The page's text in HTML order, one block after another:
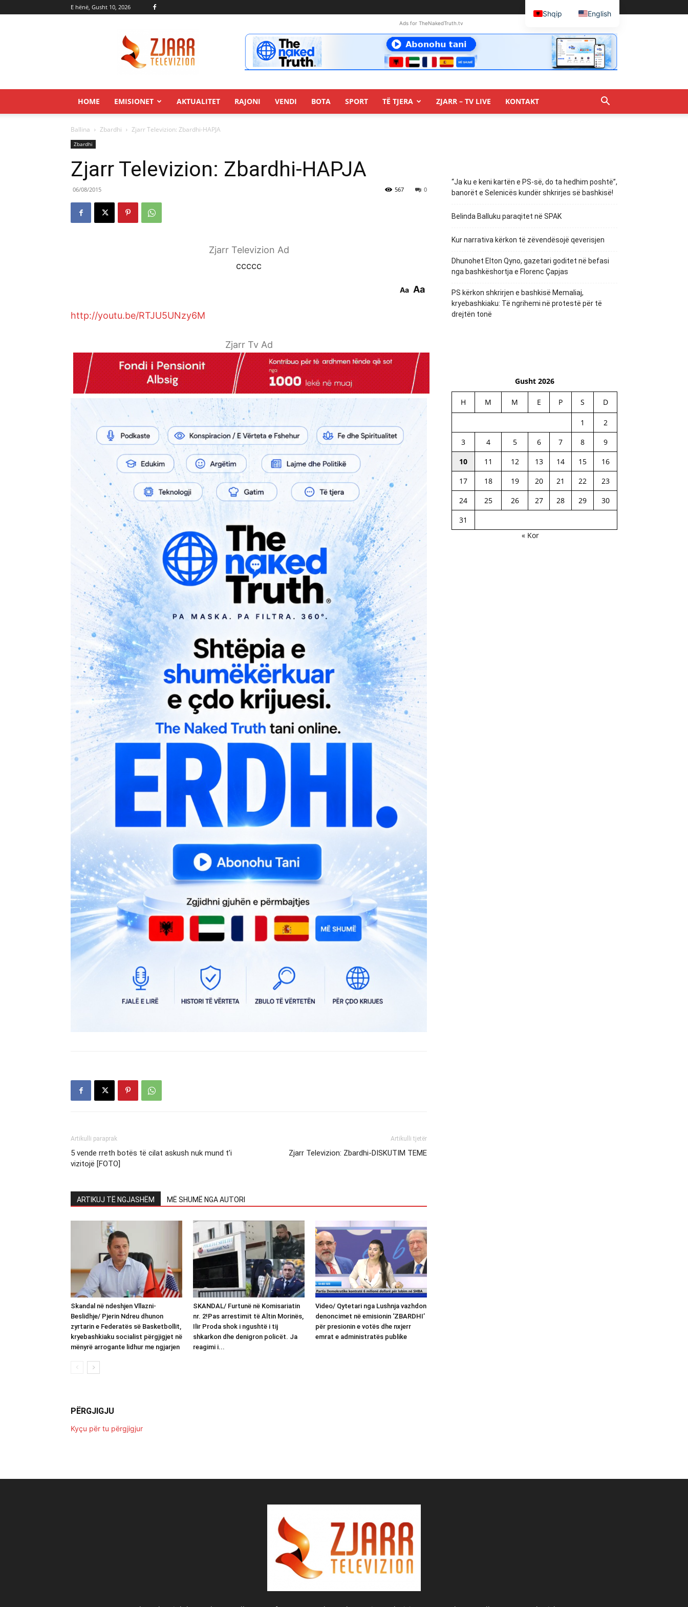
E hënë, Gusht 10, 2026
Ads for TheNakedTruth.tv
HOME EMISIONET AKTUALITET RAJONI VENDI BOTA SPORT TË TJERA ZJARR – TV LIVE KONTAKT
Ballina Zbardhi Zjarr Televizion: Zbardhi-HAPJA
Zbardhi
Zjarr Televizion: Zbardhi-HAPJA
06/08/2015 0
567
Zjarr Televizion Ad
ccccc
Aa Aa
http://youtu.be/RTJU5UNzy6M
Zjarr Tv Ad
Artikulli paraprak
5 vende rreth botës të cilat askush nuk mund t’i
vizitojë [FOTO]
Artikulli tjetër
Zjarr Televizion: Zbardhi-DISKUTIM TEME
ARTIKUJ TË NGJASHËM MË SHUMË NGA AUTORI
Skandal në ndeshjen Vllazni-
Beslidhje/ Pjerin Ndreu dhunon
zyrtarin e Federatës së Basketbollit,
kryebashkiaku socialist përgjigjet në
mënyrë arrogante lidhur me ngjarjen
SKANDAL/ Furtunë në Komisariatin
nr. 2!Pas arrestimit të Altin Morinës,
Ilir Proda shok i ngushtë i tij
shkarkon dhe denigron policët. Ja
reagimi i...
Video/ Qytetari nga Lushnja vazhdon
denoncimet në emisionin ‘ZBARDHI’
për presionin e votës dhe nxjerr
emrat e administratës publike
PËRGJIGJU
Kyçu për tu përgjigjur
“Ja ku e keni kartën e PS-së, do ta hedhim poshtë”,
banorët e Selenicës kundër shkrirjes së bashkisë!
Belinda Balluku paraqitet në SPAK
Kur narrativa kërkon të zëvendësojë qeverisjen
Dhunohet Elton Qyno, gazetari goditet në befasi
nga bashkëshortja e Florenc Çapjas
PS kërkon shkrirjen e bashkisë Memaliaj,
kryebashkiaku: Të ngrihemi në protestë për të
drejtën tonë
Gusht 2026
H M M E P S D
1
2
3
4 5 6 7 8
9
10
11 12 13 14 15
16
17
18 19 20 21 22
23
24
25 26 27 28 29
30
31
« Kor
Shqip English